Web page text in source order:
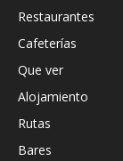
Restaurantes
Cafeterías
Que ver
Alojamiento
Rutas
Bares